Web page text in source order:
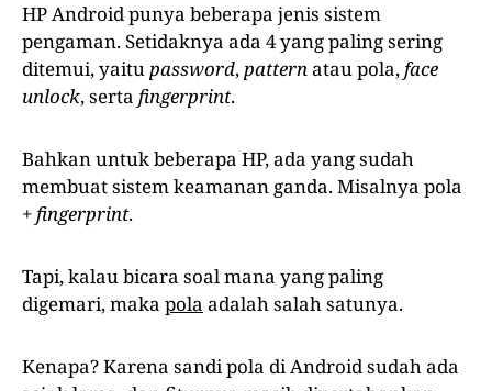
HP Android punya beberapa jenis sistem
pengaman. Setidaknya ada 4 yang paling sering
ditemui, yaitupassword,patternatau pola,face
unlock, serta fingerprint.
Bahkan untuk beberapa HP, ada yang sudah
membuat sistem keamanan ganda. Misalnya pola
+fingerprint.
Tapi, kalau bicara soal mana yang paling
digemari, maka pola adalah salah satunya.
Kenapa? Karena sandi pola di Android sudah ada